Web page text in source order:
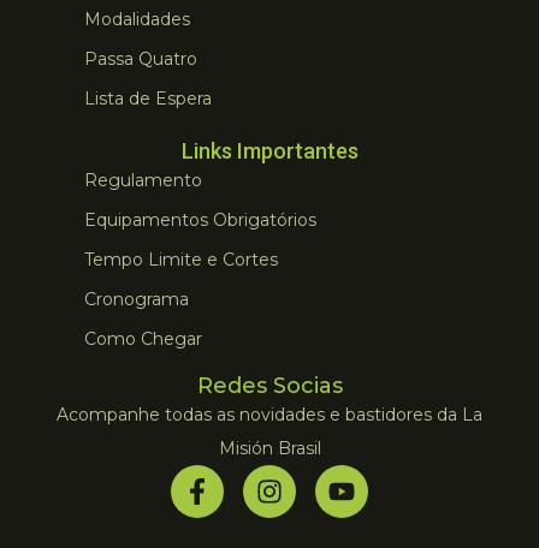
Modalidades
Passa Quatro
Lista de Espera
Links Importantes
Regulamento
Equipamentos Obrigatórios
Tempo Limite e Cortes
Cronograma
Como Chegar
Redes Socias
Acompanhe todas as novidades e bastidores da La
Misión Brasil